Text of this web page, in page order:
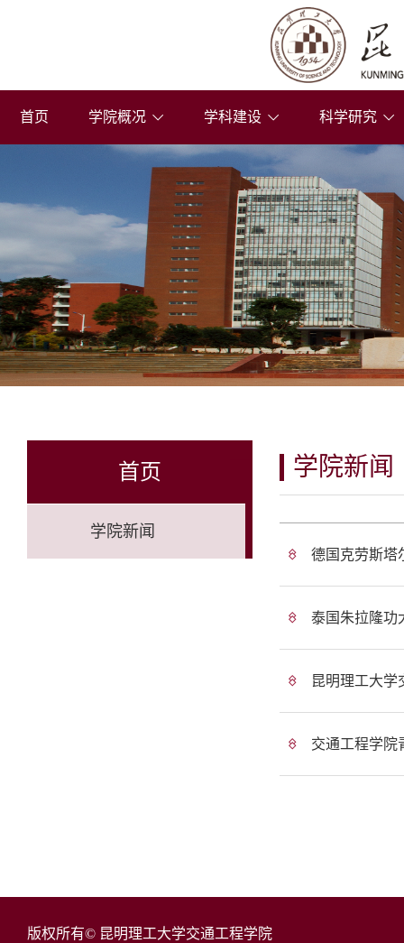
首页 学院概况 学科建设 科学研究
首页
学院新闻
学院新闻
德国克劳斯塔
泰国朱拉隆功
昆明理工大学
交通工程学院
版权所有© 昆明理工大学交通工程学院